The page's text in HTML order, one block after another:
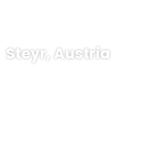
Steyr, Austria